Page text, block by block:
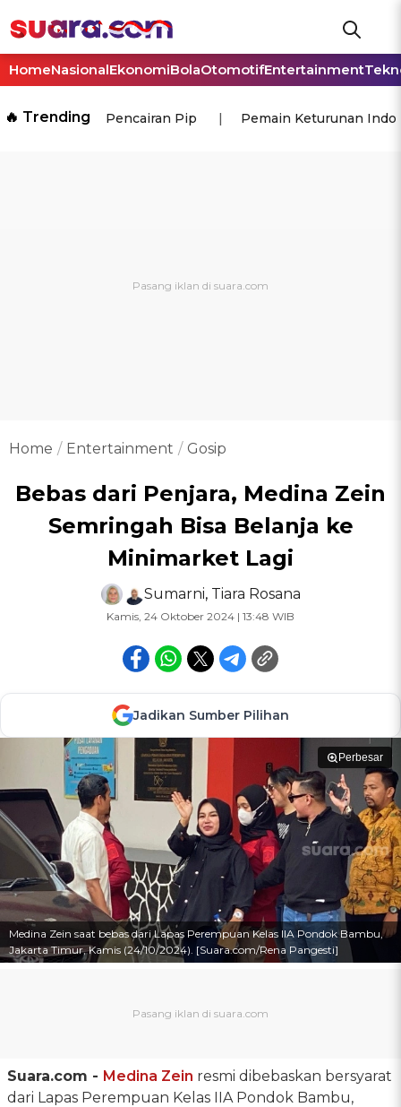
HomeNasionalEkonomiBolaOtomotifEntertainment
🔥 Trending Pencairan Pip Pemain Keturunan
Home Entertainment Gosip
Bebas dari Penjara, Medina Zein
Semringah Bisa Belanja ke
Minimarket Lagi
Sumarni, Tiara Rosana
Kamis, 24 Oktober 2024 | 13:48 WIB
Jadikan Sumber Pilihan
Perbesar
Medina Zein saat bebas dari Lapas Perempuan Kelas IIA Pondok Bambu,
Jakarta Timur, Kamis (24/10/2024). [Suara.com/Rena Pangesti]
Suara.com - Medina Zein resmi dibebaskan bersyarat
dari Lapas Perempuan Kelas IIA Pondok Bambu,